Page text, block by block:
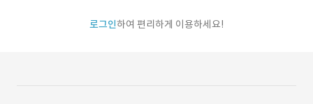
로그인하여 편리하게 이용하세요!